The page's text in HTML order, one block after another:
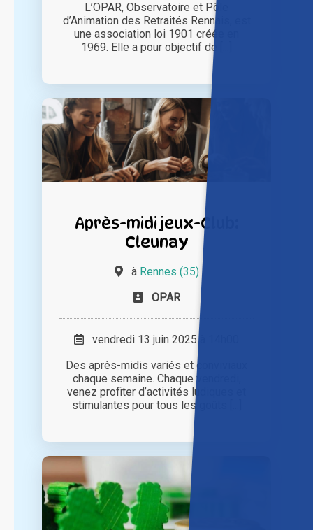
L’OPAR, Observatoire et Pôle
d’Animation des Retraités Rennais, est
une association loi 1901 créée en
1969. Elle a pour objectif de [...]
Après-midi jeux-Club:
Cleunay
à Rennes (35)
OPAR
vendredi 13 juin 2025 à 14h00
Des après-midis variés et conviviaux
chaque semaine. Chaque vendredi,
venez profiter d’activités ludiques et
stimulantes pour tous les goûts [...]